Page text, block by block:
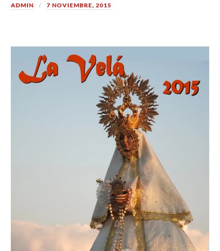
ADMIN 7 NOVIEMBRE, 2015